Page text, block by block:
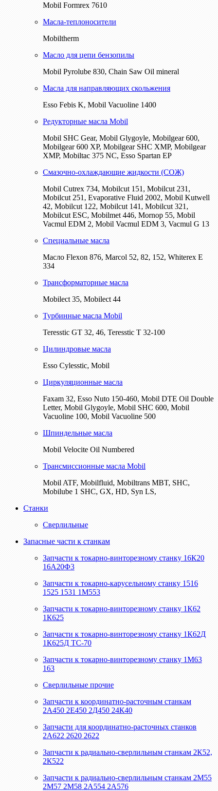
Mobil Formrex 7610
Масла-теплоносители
Mobiltherm
Масло для цепи бензопилы
Mobil Pyrolube 830, Chain Saw Oil mineral
Масла для направляющих скольжения
Esso Febis K, Mobil Vacuoline 1400
Редукторные масла Mobil
Mobil SHC Gear, Mobil Glygoyle, Mobilgear 600,
Mobilgear 600 XP, Mobilgear SHC XMP, Mobilgear
XМP, Mobiltac 375 NC, Esso Spartan EP
Смазочно-охлаждающие жидкости (СОЖ)
Mobil Cutrex 734, Mobilcut 151, Mobilcut 231,
Mobilcut 251, Evaporative Fluid 2002, Mobil Kutwell
42, Mobilcut 122, Mobilcut 141, Mobilcut 321,
Mobilcut ESC, Mobilmet 446, Mornop 55, Mobil
Vacmul EDM 2, Mobil Vacmul EDM 3, Vacmul G 13
Специальные масла
Масло Flexon 876, Marcol 52, 82, 152, Whiterex E
334
Трансформаторные масла
Mobilect 35, Mobilect 44
Турбинные масла Mobil
Teresstic GT 32, 46, Teresstic T 32-100
Цилиндровые масла
Esso Cylesstic, Mobil
Циркуляционные масла
Faxam 32, Esso Nuto 150-460, Mobil DTE Oil Double
Letter, Mobil Glygoyle, Mobil SHC 600, Mobil
Vacuoline 100, Mobil Vacuoline 500
Шпиндельные масла
Mobil Velocite Oil Numbered
Трансмиссионные масла Mobil
Mobil ATF, Mobilfluid, Mobiltrans MBT, SHC,
Mobilube 1 SHC, GX, HD, Syn LS,
Станки
Сверлильные
Запасные части к станкам
Запчасти к токарно-винторезному станку 16К20
16А20Ф3
Запчасти к токарно-карусельному станку 1516
1525 1531 1М553
Запчасти к токарно-винторезному станку 1К62
1К625
Запчасти к токарно-винторезному станку 1К62Д
1К625Д ТС-70
Запчасти к токарно-винторезному станку 1М63
163
Сверлильные прочие
Запчасти к координатно-расточным станкам
2А450 2Е450 2Д450 24К40
Запчасти для координатно-расточных станков
2А622 2620 2622
Запчасти к радиально-сверлильным станкам 2К52,
2К522
Запчасти к радиально-сверлильным станкам 2М55
2М57 2М58 2А554 2А576